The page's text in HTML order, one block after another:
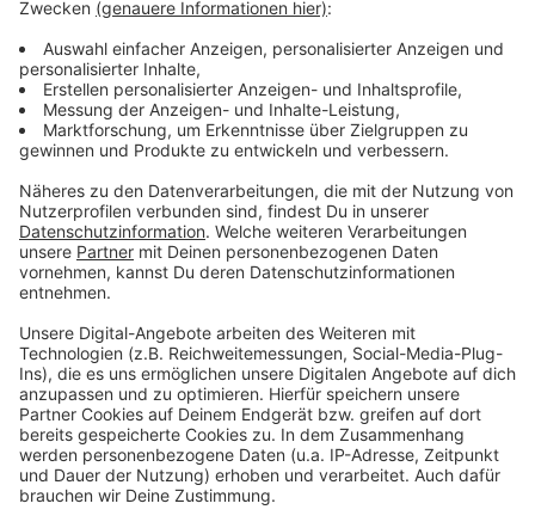
Solmecke. Er selbst habe auch eine solche Mail
bekommen und stellte fest: Sie kaum zu
unterscheiden ist von einer echten Abmahnung.
Deswegen recherchiert er den Kollegen, der hier
angeblich abmahnen soll, checkte die Internetseite
und stellte dann fest, dass es sich um einen Fake
handelte. Ein wichtiger Hinweis dabei war, dass die
Vorwürfe sehr unkonkret sind.Man weiß also gar nicht
so genau, was man verbrochen haben soll.
Anzeige
Niemals ohne Rücksprache persönliche
Daten rausgeben
Anzeige